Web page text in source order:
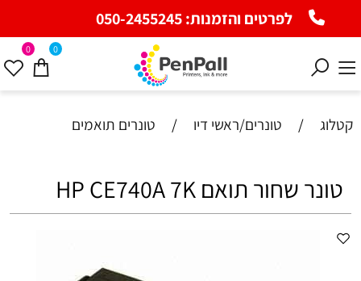
לפרטים והזמנות:050-2455245
0 0
קטלוג / טונרים/ראשי דיו / טונרים תואמים
טונר שחור תואם HP CE740A 7K